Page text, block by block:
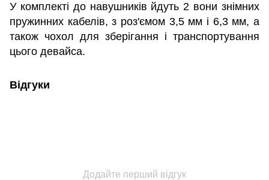
У комплекті до навушників йдуть 2 вони знімних
пружинних кабелів, з роз'ємом 3,5 мм і 6,3 мм, а
також чохол для зберігання і транспортування
цього девайса.
Відгуки
Додайте перший відгук